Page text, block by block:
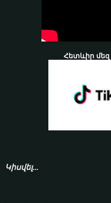
Հետևիր մեզ
Կիսվել...